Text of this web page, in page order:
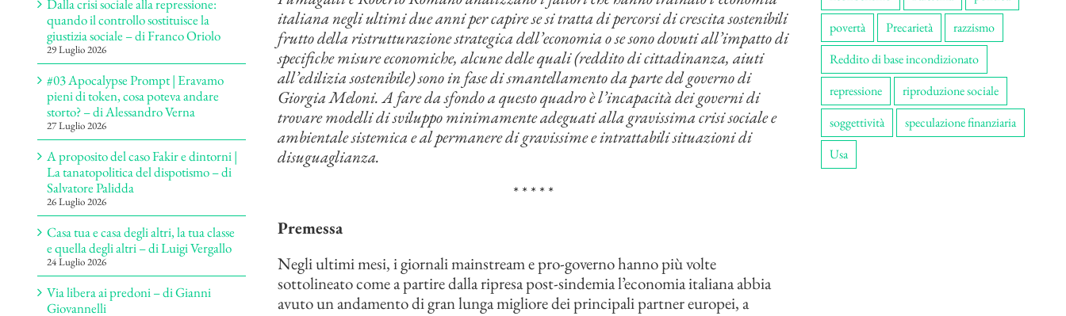
italiana negli ultimi due anni per capire se si tratta di percorsi di crescita sostenibili
frutto della ristrutturazione strategica dell’economia o se sono dovuti all’impatto di
specifiche misure economiche, alcune delle quali (reddito di cittadinanza, aiuti
all’edilizia sostenibile) sono in fase di smantellamento da parte del governo di
Giorgia Meloni. A fare da sfondo a questo quadro è l’incapacità dei governi di
trovare modelli di sviluppo minimamente adeguati alla gravissima crisi sociale e
ambientale sistemica e al permanere di gravissime e intrattabili situazioni di
disuguaglianza.
* * * * *
Premessa
Negli ultimi mesi, i giornali mainstream e pro-governo hanno più volte
sottolineato come a partire dalla ripresa post-sindemia l’economia italiana abbia
avuto un andamento di gran lunga migliore dei principali partner europei, a
Dalla crisi sociale alla repressione:
quando il controllo sostituisce la
giustizia sociale – di Franco Oriolo
29 Luglio 2026
#03 Apocalypse Prompt | Eravamo
pieni di token, cosa poteva andare
storto? – di Alessandro Verna
27 Luglio 2026
A proposito del caso Fakir e dintorni |
La tanatopolitica del dispotismo – di
Salvatore Palidda
26 Luglio 2026
Casa tua e casa degli altri, la tua classe
e quella degli altri – di Luigi Vergallo
24 Luglio 2026
Via libera ai predoni – di Gianni
Giovannelli
povertà
Precarietà
razzismo
Reddito di base incondizionato
repressione
riproduzione sociale
soggettività
speculazione finanziaria
Usa